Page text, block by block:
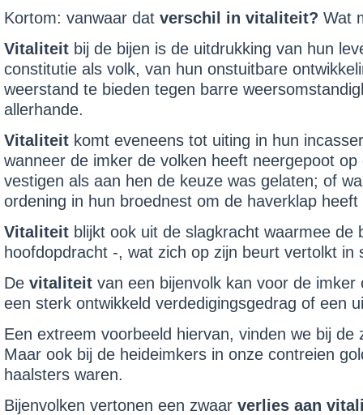
Kortom: vanwaar dat verschil in vitaliteit? Wat
Vitaliteit bij de bijen is de uitdrukking van hun
constitutie als volk, van hun onstuitbare
weerstand te bieden tegen barre
allerhande.
Vitaliteit komt eveneens tot uiting in hun
wanneer de imker de volken heeft neergepoot
vestigen als aan hen de keuze was gelaten; of
ordening in hun broednest om de haverklap
Vitaliteit blijkt ook uit de slagkracht waarmee
hoofdopdracht -, wat zich op zijn beurt vertolkt in
De vitaliteit van een bijenvolk kan voor de
een sterk ontwik­keld verdedigingsgedrag of een
Een extreem voorbeeld hiervan, vinden we bij
Maar ook bij de heide­imkers in onze contreien
haalsters waren.
Bijenvolken vertonen een zwaar verlies aan